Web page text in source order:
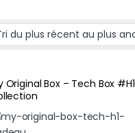
Original Box – Tech Box #H1